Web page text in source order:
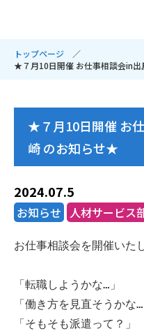
トップページ
★７月10日開催 お仕事相談会in
★７月10日開催 お
崎 のお知らせ★
2024.07.5
お知らせ 人材サービス
お仕事相談会を開催いた
「転職しようかな…」
「働き方を見直そうかな…
「そもそも派遣って？」